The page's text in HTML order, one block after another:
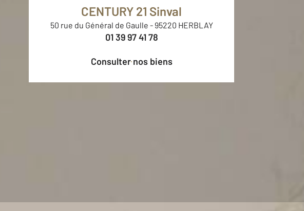
CENTURY 21 Sinval
50 rue du Général de Gaulle - 95220 HERBLAY
01 39 97 41 78
Consulter nos biens